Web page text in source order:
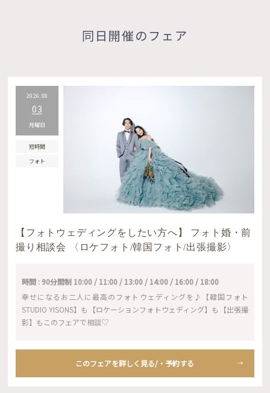
同日開催のフェア
2026.08
03
月曜日
短時間
フォト
【フォトウェディングをしたい方へ】 フォト婚・前
撮り相談会 〈ロケフォト/韓国フォト/出張撮影〉
時間 : 90分間制 10:00 / 11:00 / 13:00 / 14:00 / 16:00 / 18:00
幸せになるお二人に最高のフォトウェディングを♪【韓国フォト
STUDIO YISONS】も【ロケーションフォトウェディング】も【出張撮
影】もこのフェアで相談♡
このフェアを詳しく見る/・予約する